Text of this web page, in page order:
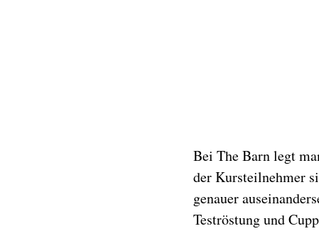
Bei The Barn legt
der Kursteilnehmer
genauer
Teströstung und